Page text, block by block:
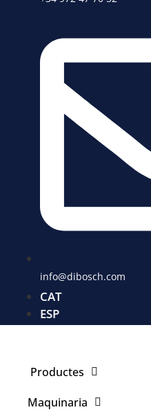
info@dibosch.com
CAT
ESP
Productes
Maquinaria